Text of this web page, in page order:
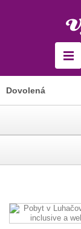
Dovolená